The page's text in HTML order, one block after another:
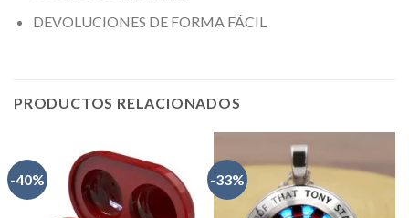
DEVOLUCIONES DE FORMA FÁCIL
PRODUCTOS RELACIONADOS
-40% -33%